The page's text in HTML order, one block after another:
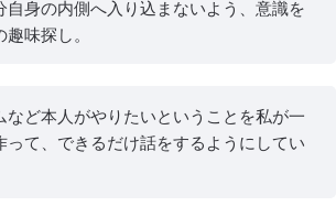
自身の内側へ入り込まないよう、意識を
味探し。
など本人がやりたいということを私が一
って、できるだけ話をするようにしてい